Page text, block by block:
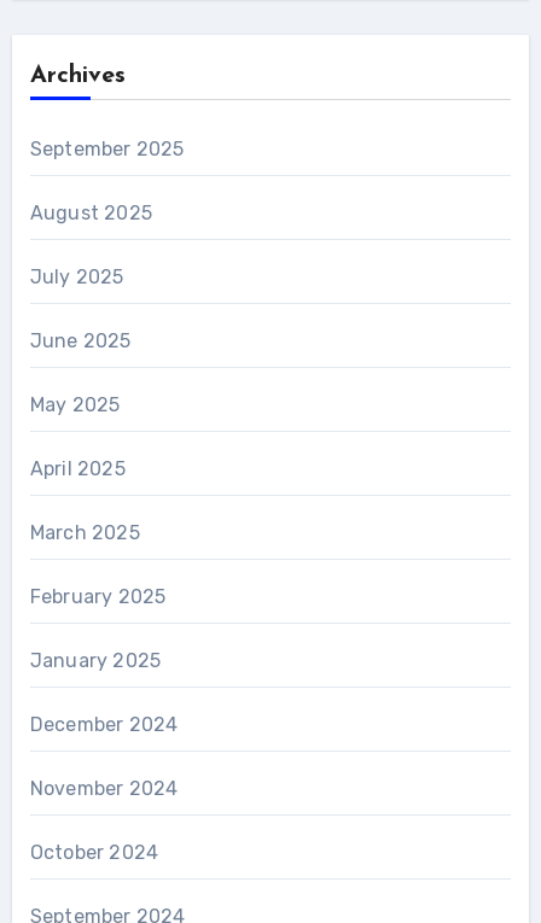
Archives
September 2025
August 2025
July 2025
June 2025
May 2025
April 2025
March 2025
February 2025
January 2025
December 2024
November 2024
October 2024
September 2024